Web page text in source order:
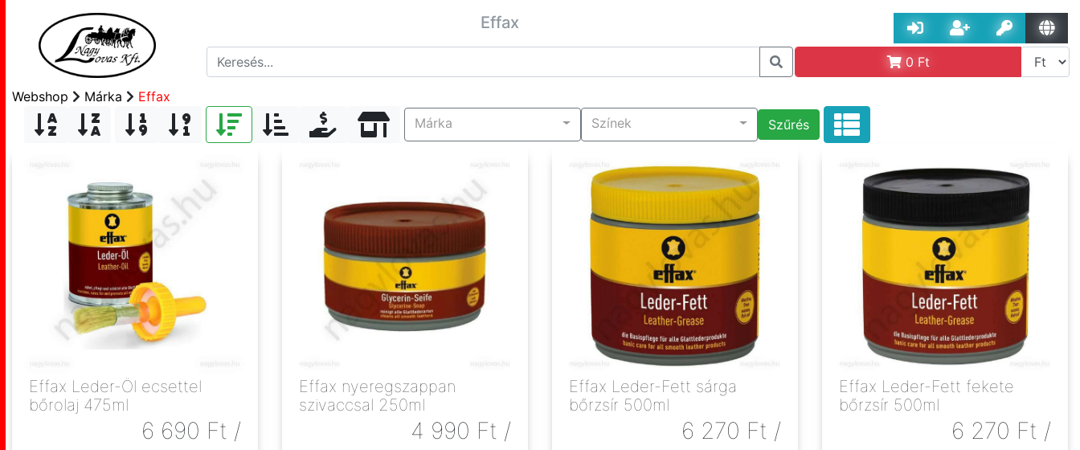
Effax
0 Ft
Webshop Márka
Effax
Márka
Színek Szűrés
Effax Leder-Öl ecsettel
bőrolaj 475ml
6 690 Ft /
Effax nyeregszappan
szivaccsal 250ml
4 990 Ft /
Effax Leder-Fett sárga
bőrzsír 500ml
6 270 Ft /
Effax Leder-Fett fekete
bőrzsír 500ml
6 270 Ft /